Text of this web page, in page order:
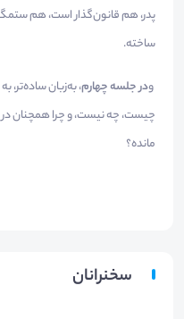
پدر، هم قانون‌گذار است، هم
ساخته.
ودر جلسه چهارم، به‌زبان ساده‌تر،
چیست، چه نیست، و چرا همچنان در
مانده؟
سخنرانان